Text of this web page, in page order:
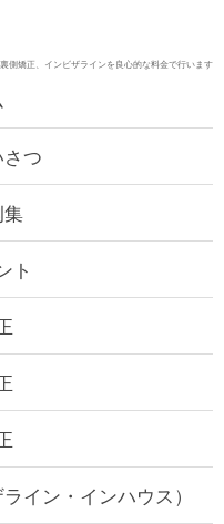
裏側矯正、インビザラインを良心的な料金で行います
つ
ト
ライン・インハウス）